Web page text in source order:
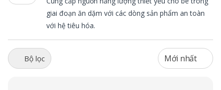
giai đoạn ăn dặm với các dòng sản phẩm an toàn
với hệ tiêu hóa.
Bộ lọc Mới nhất